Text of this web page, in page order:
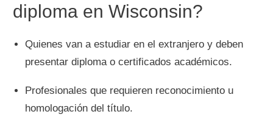
diploma en Wisconsin?
Quienes van a estudiar en el extranjero y deben
presentar diploma o certificados académicos.
Profesionales que requieren reconocimiento u
homologación del título.